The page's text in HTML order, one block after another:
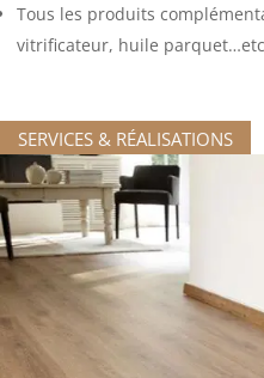
Tous les produits
vitrificateur, huile
SERVICES & RÉALISATIONS